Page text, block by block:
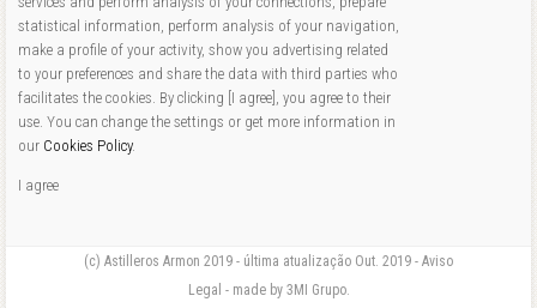
statistical information, perform analysis of your navigation,
make a profile of your activity, show you advertising related
to your preferences and share the data with third parties who
facilitates the cookies. By clicking [I agree], you agree to their
use. You can change the settings or get more information in
our Cookies Policy.
I agree
(c) Astilleros Armon 2019 - última atualização Out. 2019 - Aviso
Legal - made by 3MI Grupo.